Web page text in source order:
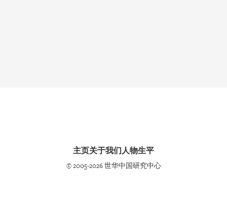
主页关于我们人物生平
© 2005-2026 世华中国研究中心